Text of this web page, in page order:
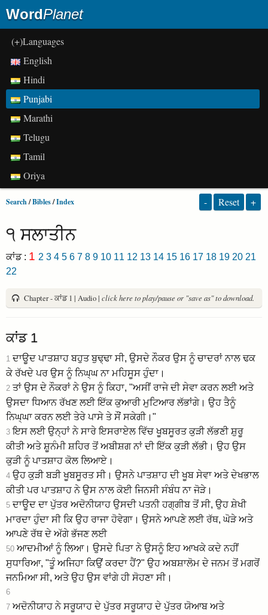
WordPlanet
(+)Languages
English
Hindi
Punjabi
Marathi
Telugu
Tamil
Oriya
Search/Bibles/Index - Reset +
੧ ਸਲਾਤੀਨ
ਕਾਂਡ : 1 2 3 4 5 6 7 8 9 10 11 12 13 14 15 16 17 18 19 20 21
22
Chapter - ਕਾਂਡ 1 | Audio | click here to play/pause or "save as" to download.
ਕਾਂਡ 1
1ਦਾਊਦ ਪਾਤਸ਼ਾਹ ਬਹੁਤ ਬੁਢ੍ਢਾ ਸੀ, ਉਸਦੇ ਨੌਕਰ ਉਸ ਨੂੰ ਚਾਦਰਾਂ ਨਾਲ ਢਕ
ਕੇ ਰੱਖਦੇ ਪਰ ਉਸ ਨੂੰ ਨਿਘ੍ਘ ਨਾ ਮਹਿਸੂਸ ਹੁੰਦਾ।
2 ਤਾਂ ਉਸ ਦੇ ਨੌਕਰਾਂ ਨੇ ਉਸ ਨੂੰ ਕਿਹਾ, "ਅਸੀਂ ਰਾਜੇ ਦੀ ਸੇਵਾ ਕਰਨ ਲਈ ਅਤੇ
ਉਸਦਾ ਧਿਆਨ ਰੱਖਣ ਲਈ ਇੱਕ ਕੁਆਰੀ ਮੁਟਿਆਰ ਲੱਭਾਂਗੇ। ਉਹ ਤੈਨੂੰ
ਨਿਘ੍ਘਾ ਕਰਨ ਲਈ ਤੇਰੇ ਪਾਸੇ ਤੇ ਸੌਂ ਸਕੇਗੀ।"
3ਇਸ ਲਈ ਉਨ੍ਹਾਂ ਨੇ ਸਾਰੇ ਇਸਰਾਏਲ ਵਿੱਚ ਖੂਬਸੂਰਤ ਕੁੜੀ ਲੱਭਣੀ ਸ਼ੁਰੂ
ਕੀਤੀ ਅਤੇ ਸ਼ੂਨੰਮੀ ਸ਼ਹਿਰ ਤੋਂ ਅਬੀਸ਼ਗ ਨਾਂ ਦੀ ਇੱਕ ਕੁੜੀ ਲੱਭੀ। ਉਹ ਉਸ
ਕੁੜੀ ਨੂੰ ਪਾਤਸ਼ਾਹ ਕੋਲ ਲਿਆਏ।
4 ਉਹ ਕੁੜੀ ਬੜੀ ਖੂਬਸੂਰਤ ਸੀ। ਉਸਨੇ ਪਾਤਸ਼ਾਹ ਦੀ ਖੂਬ ਸੇਵਾ ਅਤੇ ਦੇਖਭਾਲ
ਕੀਤੀ ਪਰ ਪਾਤਸ਼ਾਹ ਨੇ ਉਸ ਨਾਲ ਕੋਈ ਜਿਨਸੀ ਸੰਬੰਧ ਨਾ ਜੋੜੇ।
5ਦਾਊਦ ਦਾ ਪੁੱਤਰ ਅਦੋਨੀਯਾਹ ਉਸਦੀ ਪਤਨੀ ਹਗ੍ਗੀਬ ਤੋਂ ਸੀ, ਉਹ ਸ਼ੇਖੀ
ਮਾਰਦਾ ਹੁੰਦਾ ਸੀ ਕਿ ਉਹ ਰਾਜਾ ਹੋਵੇਗਾ। ਉਸਨੇ ਆਪਣੇ ਲਈ ਰੱਥ, ਘੋੜੇ ਅਤੇ
ਆਪਣੇ ਰੱਥ ਦੇ ਅੱਗੇ ਭੱਜਣ ਲਈ
50 ਆਦਮੀਆਂ ਨੂੰ ਲਿਆ। ਉਸਦੇ ਪਿਤਾ ਨੇ ਉਸਨੂੰ ਇਹ ਆਖਕੇ ਕਦੇ ਨਹੀਂ
ਸੁਧਾਰਿਆ, "ਤੂੰ ਅਜਿਹਾ ਕਿਉਂ ਕਰਦਾ ਹੈਂ?" ਉਹ ਅਬਸ਼ਾਲੋਮ ਦੇ ਜਨਮ ਤੋਂ ਮਗਰੋਂ
ਜਨਮਿਆ ਸੀ, ਅਤੇ ਉਹ ਉਸ ਵਾਂਗੇ ਹੀ ਸੋਹਣਾ ਸੀ।
6
7 ਅਦੋਨੀਯਾਹ ਨੇ ਸਰੂਯਾਹ ਦੇ ਪੁੱਤਰ ਸਰੂਯਾਹ ਦੇ ਪੁੱਤਰ ਯੋਆਬ ਅਤੇ